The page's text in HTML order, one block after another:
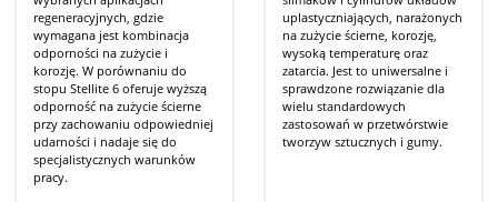
regeneracyjnych, gdzie
wymagana jest kombinacja
odporności na zużycie i
korozję. W porównaniu do
stopu Stellite 6 oferuje wyższą
odporność na zużycie ścierne
przy zachowaniu odpowiedniej
udarności i nadaje się do
specjalistycznych warunków
pracy.
uplastyczniających, narażonych
na zużycie ścierne, korozję,
wysoką temperaturę oraz
zatarcia. Jest to uniwersalne i
sprawdzone rozwiązanie dla
wielu standardowych
zastosowań w przetwórstwie
tworzyw sztucznych i gumy.